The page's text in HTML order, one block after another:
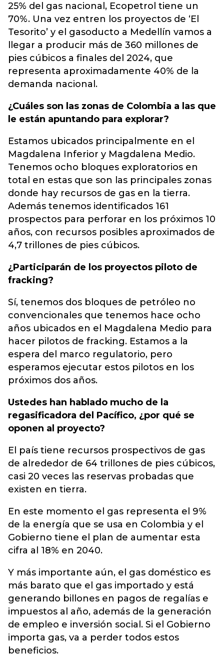
25% del gas nacional, Ecopetrol tiene un
70%. Una vez entren los proyectos de ‘El
Tesorito’ y el gasoducto a Medellín vamos a
llegar a producir más de 360 millones de
pies cúbicos a finales del 2024, que
representa aproximadamente 40% de la
demanda nacional.
¿Cuáles son las zonas de Colombia a las que
le están apuntando para explorar?
Estamos ubicados principalmente en el
Magdalena Inferior y Magdalena Medio.
Tenemos ocho bloques exploratorios en
total en estas que son las principales zonas
donde hay recursos de gas en la tierra.
Además tenemos identificados 161
prospectos para perforar en los próximos 10
años, con recursos posibles aproximados de
4,7 trillones de pies cúbicos.
¿Participarán de los proyectos piloto de
fracking?
Sí, tenemos dos bloques de petróleo no
convencionales que tenemos hace ocho
años ubicados en el Magdalena Medio para
hacer pilotos de fracking. Estamos a la
espera del marco regulatorio, pero
esperamos ejecutar estos pilotos en los
próximos dos años.
Ustedes han hablado mucho de la
regasificadora del Pacífico, ¿por qué se
oponen al proyecto?
El país tiene recursos prospectivos de gas
de alrededor de 64 trillones de pies cúbicos,
casi 20 veces las reservas probadas que
existen en tierra.
En este momento el gas representa el 9%
de la energía que se usa en Colombia y el
Gobierno tiene el plan de aumentar esta
cifra al 18% en 2040.
Y más importante aún, el gas doméstico es
más barato que el gas importado y está
generando billones en pagos de regalías e
impuestos al año, además de la generación
de empleo e inversión social. Si el Gobierno
importa gas, va a perder todos estos
beneficios.